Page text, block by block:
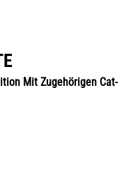
Mit Zugehörigen Cat-